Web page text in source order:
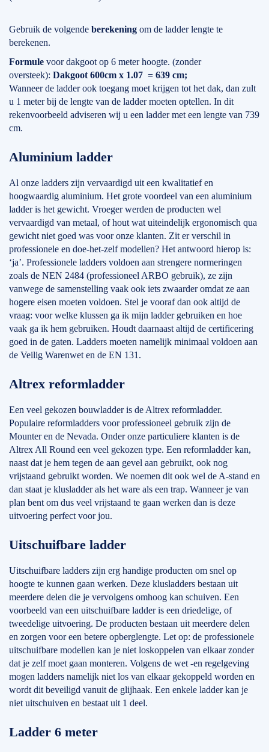
Gebruik de volgende berekening om de ladder lengte te
berekenen.
Formule voor dakgoot op 6 meter hoogte. (zonder
oversteek): Dakgoot 600cm x 1.07 = 639 cm;
Wanneer de ladder ook toegang moet krijgen tot het dak, dan zult
u 1 meter bij de lengte van de ladder moeten optellen. In dit
rekenvoorbeeld adviseren wij u een ladder met een lengte van 739
cm.
Aluminium ladder
Al onze ladders zijn vervaardigd uit een kwalitatief en
hoogwaardig aluminium. Het grote voordeel van een aluminium
ladder is het gewicht. Vroeger werden de producten wel
vervaardigd van metaal, of hout wat uiteindelijk ergonomisch qua
gewicht niet goed was voor onze klanten. Zit er verschil in
professionele en doe-het-zelf modellen? Het antwoord hierop is:
‘ja’. Professionele ladders voldoen aan strengere normeringen
zoals de NEN 2484 (professioneel ARBO gebruik), ze zijn
vanwege de samenstelling vaak ook iets zwaarder omdat ze aan
hogere eisen moeten voldoen. Stel je vooraf dan ook altijd de
vraag: voor welke klussen ga ik mijn ladder gebruiken en hoe
vaak ga ik hem gebruiken. Houdt daarnaast altijd de certificering
goed in de gaten. Ladders moeten namelijk minimaal voldoen aan
de Veilig Warenwet en de EN 131.
Altrex reformladder
Een veel gekozen bouwladder is de Altrex reformladder.
Populaire reformladders voor professioneel gebruik zijn de
Mounter en de Nevada. Onder onze particuliere klanten is de
Altrex All Round een veel gekozen type. Een reformladder kan,
naast dat je hem tegen de aan gevel aan gebruikt, ook nog
vrijstaand gebruikt worden. We noemen dit ook wel de A-stand en
dan staat je klusladder als het ware als een trap. Wanneer je van
plan bent om dus veel vrijstaand te gaan werken dan is deze
uitvoering perfect voor jou.
Uitschuifbare ladder
Uitschuifbare ladders zijn erg handige producten om snel op
hoogte te kunnen gaan werken. Deze klusladders bestaan uit
meerdere delen die je vervolgens omhoog kan schuiven. Een
voorbeeld van een uitschuifbare ladder is een driedelige, of
tweedelige uitvoering. De producten bestaan uit meerdere delen
en zorgen voor een betere opberglengte. Let op: de professionele
uitschuifbare modellen kan je niet loskoppelen van elkaar zonder
dat je zelf moet gaan monteren. Volgens de wet -en regelgeving
mogen ladders namelijk niet los van elkaar gekoppeld worden en
wordt dit beveiligd vanuit de glijhaak. Een enkele ladder kan je
niet uitschuiven en bestaat uit 1 deel.
Ladder 6 meter